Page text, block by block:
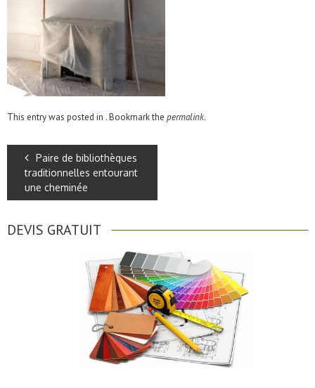
This entry was posted in . Bookmark the permalink.
Paire de bibliothèques
traditionnelles entourant
une cheminée
DEVIS GRATUIT